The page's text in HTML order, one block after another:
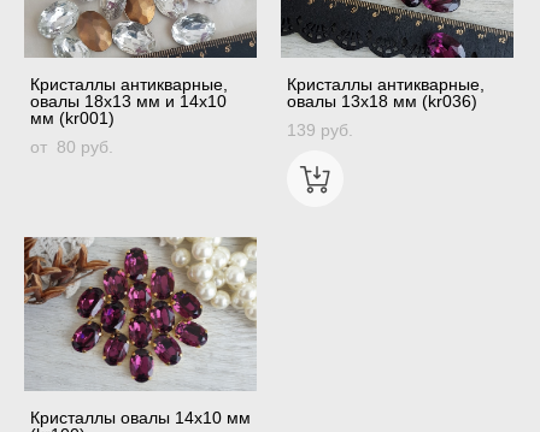
Кристаллы антикварные,
овалы 18х13 мм и 14х10
мм (kr001)
от 80 pуб.
Кристаллы антикварные,
овалы 13х18 мм (kr036)
139 pуб.
Кристаллы овалы 14х10 мм